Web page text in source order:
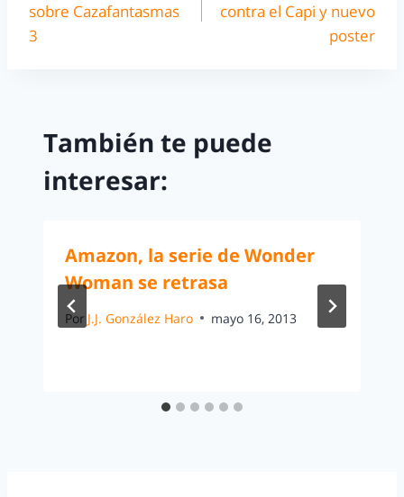
sobre Cazafantasmas
3
contra el Capi y nuevo
poster
También te puede
interesar:
Amazon, la serie de Wonder
Woman se retrasa
Por J.J. González Haro mayo 16, 2013